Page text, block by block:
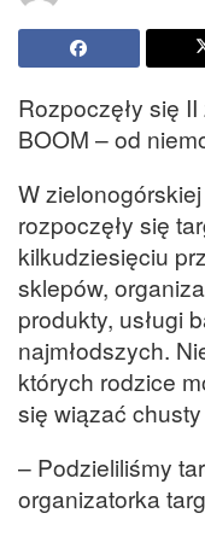
Rozpoczęły się
BOOM – od
W
rozpoczęły się
kilkudziesięciu
sklepów,
produkty, usługi
najmłodszych.
których rodzice
się wiązać
– Podzieliliśmy
organizatorka